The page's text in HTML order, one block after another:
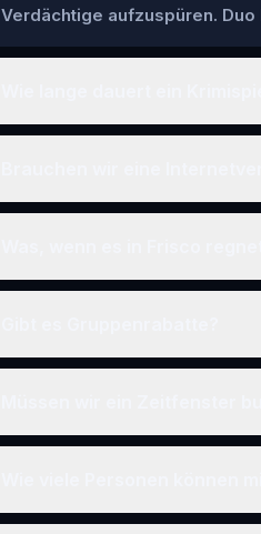
Verdächtige aufzuspüren.